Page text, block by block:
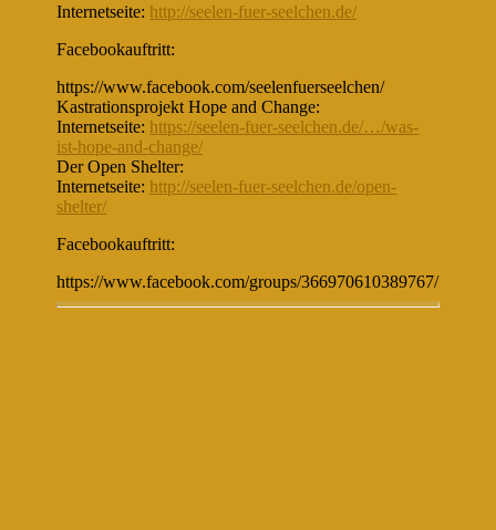
Internetseite: http://seelen-fuer-seelchen.de/
Facebookauftritt:
https://www.facebook.com/seelenfuerseelchen/
Kastrationsprojekt Hope and Change:
Internetseite: https://seelen-fuer-seelchen.de/…/was-
ist-hope-and-change/
Der Open Shelter:
Internetseite: http://seelen-fuer-seelchen.de/open-
shelter/
Facebookauftritt:
https://www.facebook.com/groups/366970610389767/